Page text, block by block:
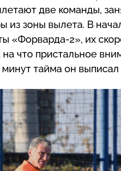
две команды,
зоны вылета. В
«Форварда-2», их
что пристальное
тайма он выписал